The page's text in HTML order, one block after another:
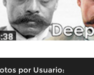
por Usuario: